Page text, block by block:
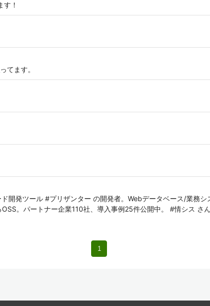
！
てます。
開発ツール #プリザンター の開発者。Webデータベース/業務
。パートナー企業110社、導入事例25件公開中。 #情シス さ
1